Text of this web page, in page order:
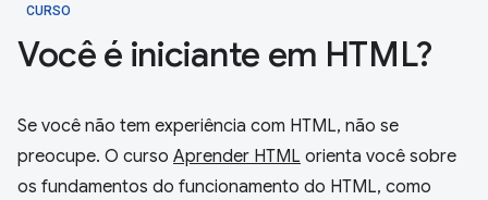
CURSO
Você é iniciante em HTML?
Se você não tem experiência com HTML, não se
preocupe. O curso Aprender HTML orienta você sobre
os fundamentos do funcionamento do HTML, como